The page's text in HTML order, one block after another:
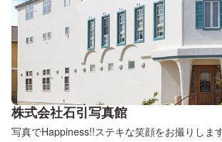
株式会社石引写真館
写真でHappiness!!ステキな笑顔をお撮りします